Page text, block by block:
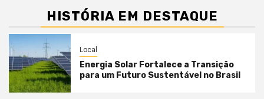
HISTÓRIA EM DESTAQUE
Local
Energia Solar Fortalece a Transição
para um Futuro Sustentável no Brasil